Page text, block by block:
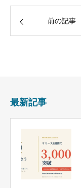
前の記事
最新記事